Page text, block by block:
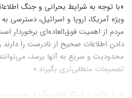
«با توجه به شرایط بحرانی و جنگ
ویژه آمریکا، اروپا و اسرائیل، دسترسی
مردم از اهمیت فوق‌العاده‌ای برخوردار
دادن اطلاعات صحیح از نادرست را دارند
محدودیت و سریع به آنها برسد،
تصمیمات منطقی‌تری بگیرند.»
او با تاکید بر اینکه فیلترینگ و